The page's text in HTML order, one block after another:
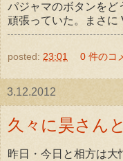
パジャマのボタンをど
頑張っていた。まさに
posted: 23:01 0 件のコ
3.12.2012
久々に昊さん
昨日・今日と相方は